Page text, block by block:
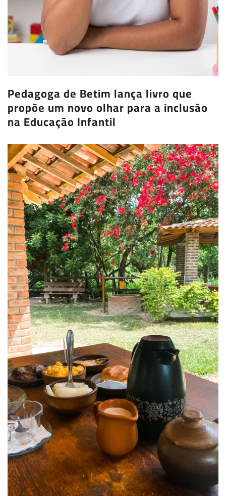
Pedagoga de Betim lança livro que
propõe um novo olhar para a inclusão
na Educação Infantil